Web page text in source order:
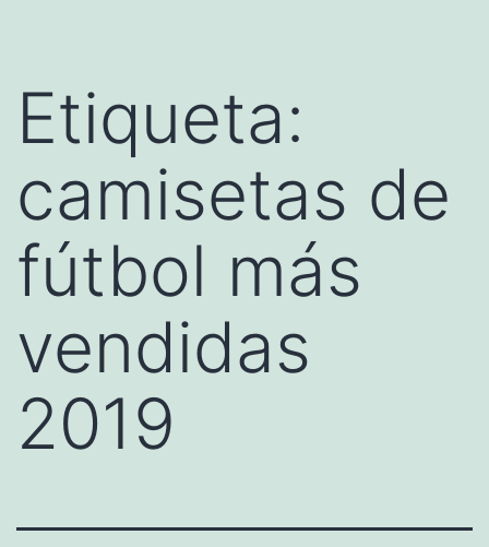
Etiqueta:
camisetas de
fútbol más
vendidas
2019